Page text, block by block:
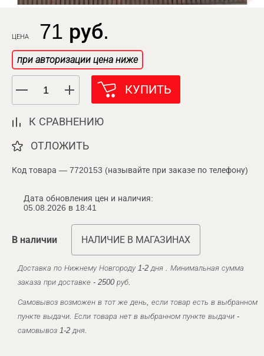
ЦЕНА 71 руб.
при авторизации цена ниже
КУПИТЬ
К СРАВНЕНИЮ
ОТЛОЖИТЬ
Код товара — 7720153 (называйте при заказе по телефону)
Дата обновления цен и наличия:
05.08.2026 в 18:41
В наличии НАЛИЧИЕ В МАГАЗИНАХ
Доставка по Нижнему Новгороду 1-2 дня . Минимальная сумма
заказа при доставке - 2500 руб.
Самовывоз возможен в тот же день, если товар есть в выбранном
пункте выдачи. Если товара нет в выбранном пункте выдачи -
самовывоз 1-2 дня.